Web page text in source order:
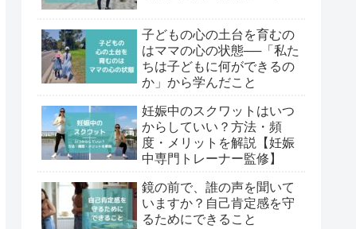
子どもの心の土台を育むの
はママの心の状態──「私た
ちは子どもに何ができるの
か」から学んだこと
妊娠中のスクワットはいつ
からしていい？方法・頻
度・メリットを解説【妊娠
中専門トレーナー監修】
鏡の前で、誰の声を聞いて
いますか？自己肯定感を守
るためにできること